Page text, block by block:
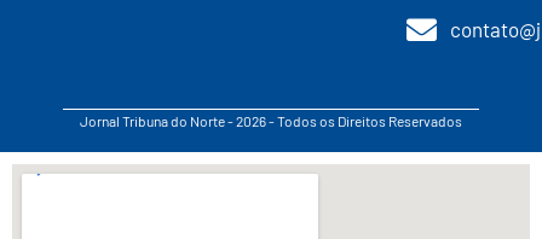
Jornal Tribuna do Norte - 2026 - Todos os Direitos Reservados